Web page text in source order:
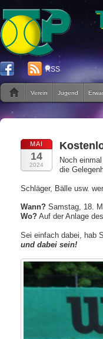
RSS
Verein Jugend
MAI
14
2024
Noch
die
Schläger, Bälle usw.
Wann? Samstag, 18.
Wo? Auf der Anlage
Sei einfach dabei, hab
und dabei sein!